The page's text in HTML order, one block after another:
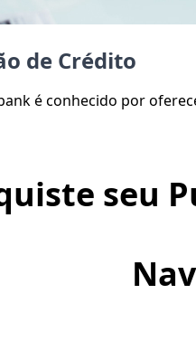
de Crédito
é conhecido por
seu